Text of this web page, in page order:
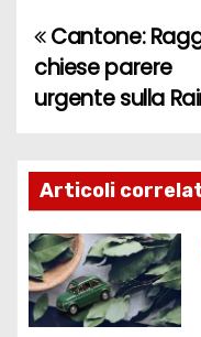
N
a
i
g
a
z
Cantone:
chiese parere
urgente sulla
Articoli